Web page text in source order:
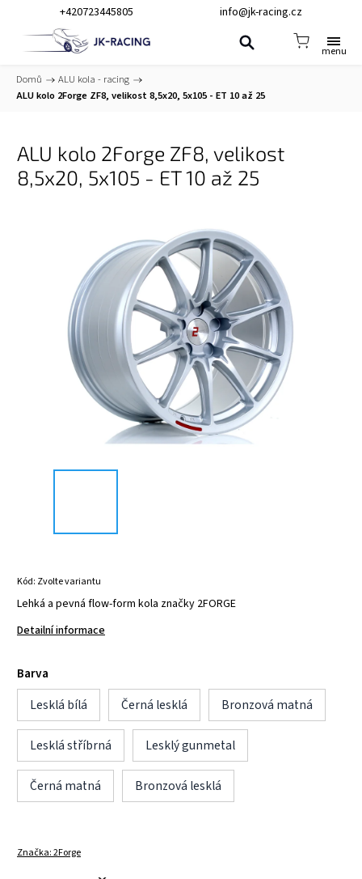
+420723445805 info@jk-racing.cz
Domů / ALU kola - racing /
ALU kolo 2Forge ZF8, velikost 8,5x20, 5x105 - ET 10 až 25
ALU kolo 2Forge ZF8, velikost
8,5x20, 5x105 - ET 10 až 25
Kód: Zvolte variantu
Lehká a pevná flow-form kola značky 2FORGE
Detailní informace
Barva
Lesklá bílá
Černá lesklá Bronzová matná
Lesklá stříbrná Lesklý gunmetal
Černá matná Bronzová lesklá
Značka:2Forge